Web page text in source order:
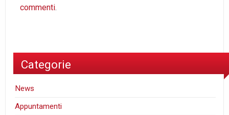
commenti
Categorie
News
Appuntamenti